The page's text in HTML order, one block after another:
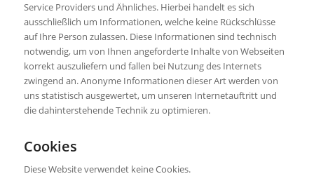
Service Providers und Ähnliches. Hierbei handelt es sich
ausschließlich um Informationen, welche keine Rückschlüsse
auf Ihre Person zulassen. Diese Informationen sind technisch
notwendig, um von Ihnen angeforderte Inhalte von Webseiten
korrekt auszuliefern und fallen bei Nutzung des Internets
zwingend an. Anonyme Informationen dieser Art werden von
uns statistisch ausgewertet, um unseren Internetauftritt und
die dahinterstehende Technik zu optimieren.
Cookies
Diese Website verwendet keine Cookies.